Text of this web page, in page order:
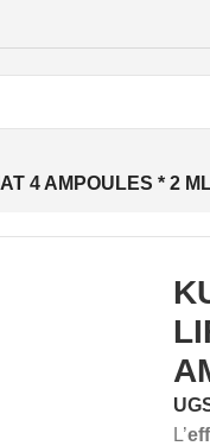
4 AMPOULES * 2
L’